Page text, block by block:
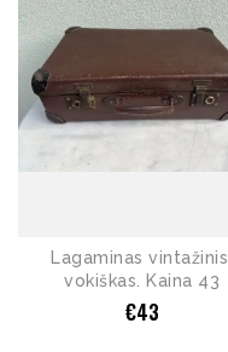
Lagaminas vintažinis,
vokiškas. Kaina 43
€43